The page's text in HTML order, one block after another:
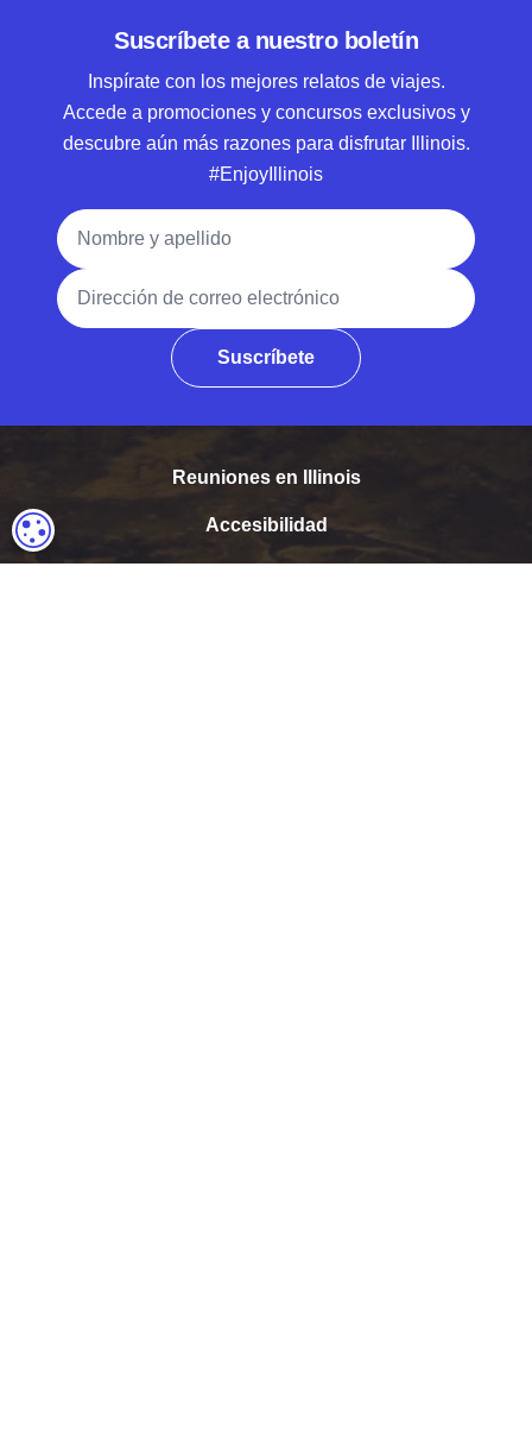
Suscríbete a nuestro boletín
Inspírate con los mejores relatos de viajes.
Accede a promociones y concursos exclusivos y
descubre aún más razones para disfrutar Illinois.
#EnjoyIllinois
Nombre y apellido
Dirección de correo electrónico
Suscríbete
Reuniones en Illinois
Accesibilidad
CONFIGURACIÓN DE COOKIES